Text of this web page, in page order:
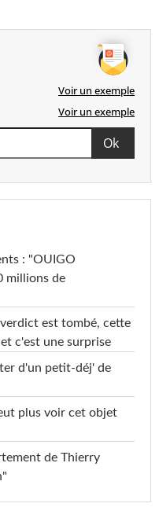
Voir un exemple
Voir un exemple
: "OUIGO
millions de
est tombé, cette
c'est une surprise
d'un petit-déj' de
plus voir cet objet
de Thierry